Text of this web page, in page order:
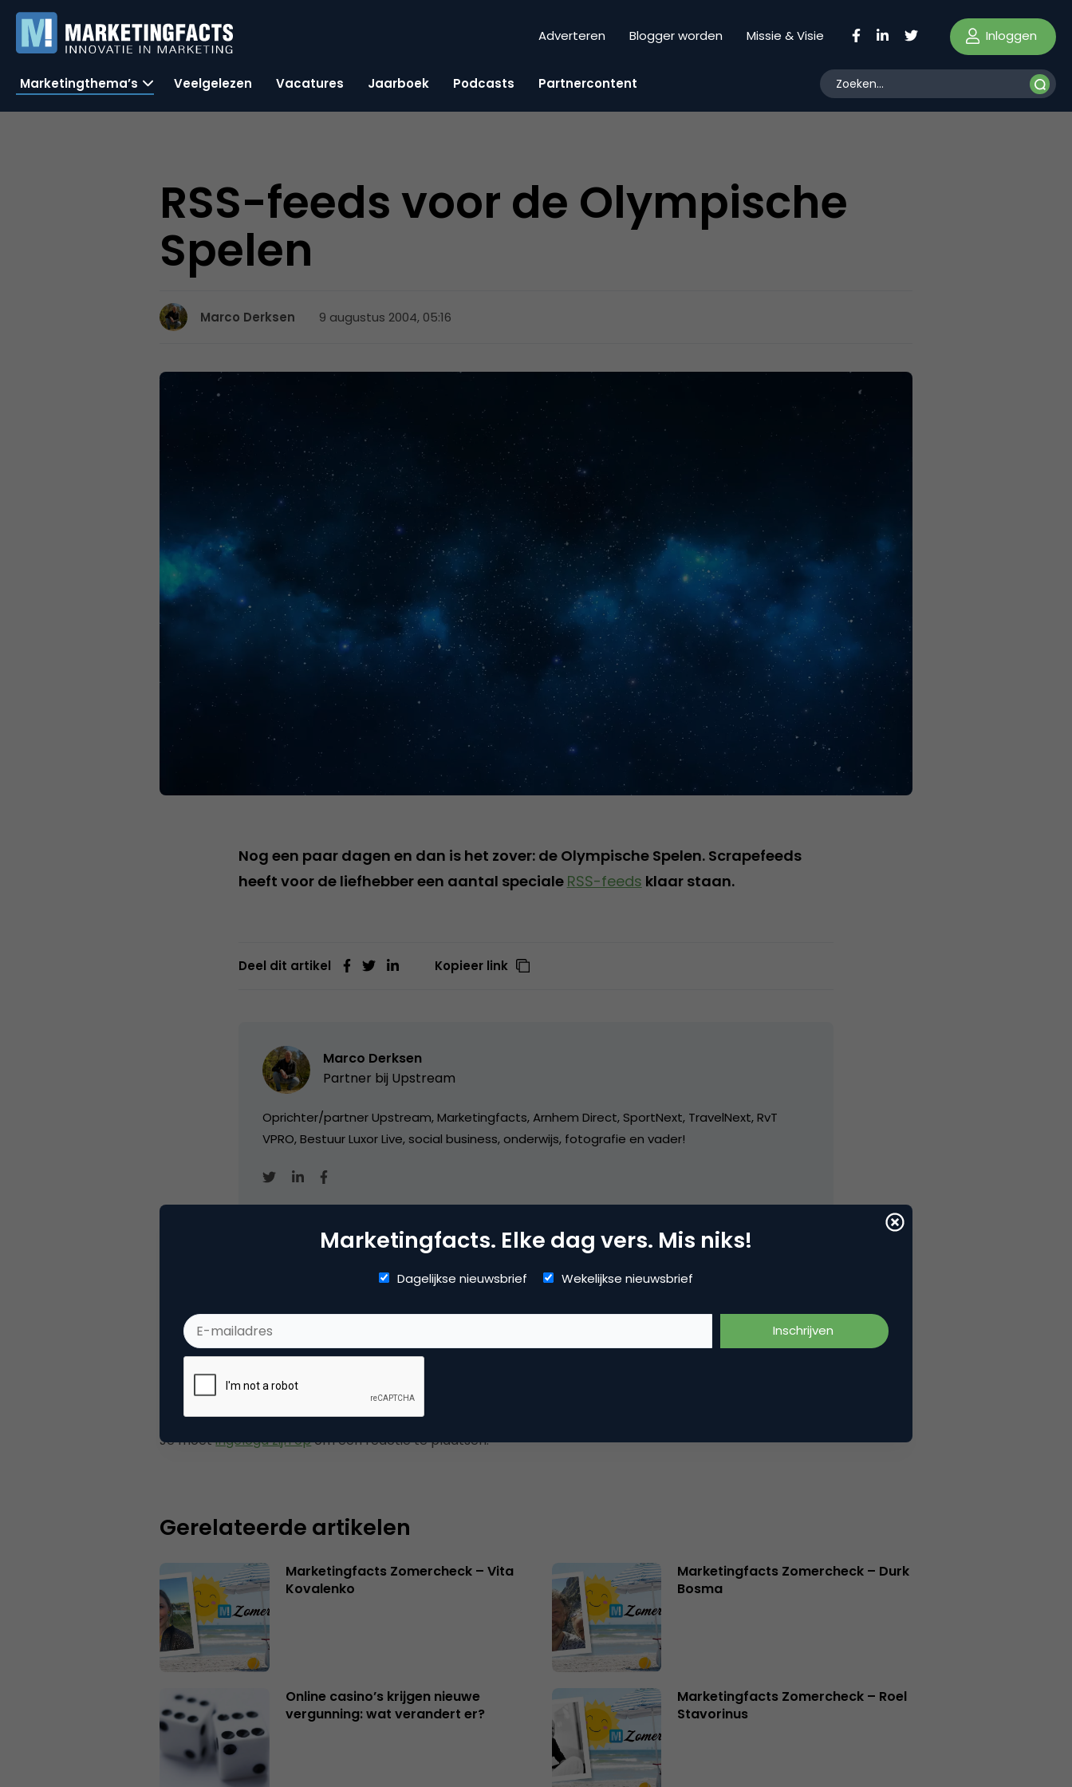
Adverteren Blogger worden Missie & Visie Inloggen
Marketingthema’s Veelgelezen Vacatures Jaarboek Podcasts Partnercontent
RSS-feeds voor de Olympische
Spelen
Marco Derksen 9 augustus 2004, 05:16
Nog een paar dagen en dan is het zover: de Olympische Spelen. Scrapefeeds
heeft voor de liefhebber een aantal speciale RSS-feeds klaar staan.
Deel dit artikel Kopieer link
Marco Derksen
Partner bij Upstream
Oprichter/partner Upstream, Marketingfacts, Arnhem Direct, SportNext, TravelNext, RvT
VPRO, Bestuur Luxor Live, social business, onderwijs, fotografie en vader!
Tags rss marketing, social media marketing
Plaats reactie
Je moetingelogd zijn opom een reactie te plaatsen.
Gerelateerde artikelen
Marketingfacts Zomercheck – Vita
Kovalenko
Marketingfacts Zomercheck – Durk
Bosma
Online casino’s krijgen nieuwe
vergunning: wat verandert er?
Marketingfacts Zomercheck – Roel
Stavorinus
Marketingfacts. Elke dag vers. Mis niks!
Dagelijkse nieuwsbrief Wekelijkse nieuwsbrief